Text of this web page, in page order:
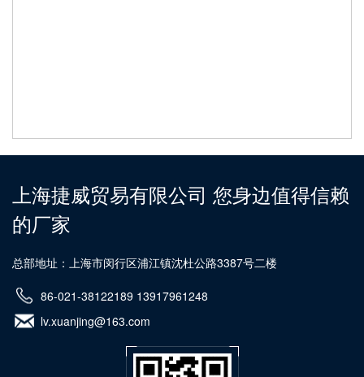
上海捷威贸易有限公司 您身边值得信赖
的厂家
总部地址：上海市闵行区浦江镇沈杜公路3387号二楼
86-021-38122189 13917961248
lv.xuanjing@163.com